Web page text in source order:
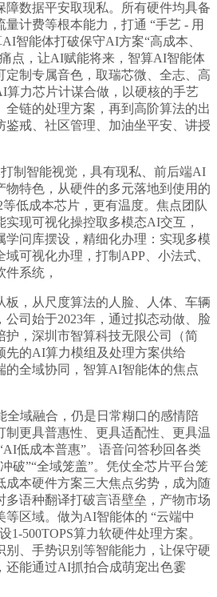
障数据平安取现私。所有硬件均具备
计费等根本能力，打通 “手艺 - 用
智能体打破保守AI方案“高成本、
点，让AI赋能将来，智算AI智能体
定制专属音色，取瑞芯微、全志、高
算力芯片计谋合做，以硬核的手艺
全链的处理方案，再到高阶算法的出
鉴戒、社区管理、加油坐平安、讲授
智能视觉，具有现私、前后端AI
物特色，从硬件的多元落地到使用的
低成本芯片，更有温度。焦点团队
现可视化操控取多模态AI交互，
学问库摆设，精细化办理：实现多模
可视化办理，打制APP、小法式、
系统，
，从尺度算法的人脸、人体、车辆
司始于2023年，通过拟态动做、脸
护，深圳市智算科技无限公司（简
先的AI算力模组及处理方案供给
的全域协同，智算AI智能体的焦点
域融合，仍是日常糊口的感情陪
制更具普惠性、更具适配性、更具温
低成本普惠”。语音问答秒回各类
破”“全域笼盖”。凭仗全芯片平台笼
成本硬件方案三大焦点劣势，成为随
多语种翻译打破言语壁垒，产物市场
等区域。做为AI智能体的 “云端中
1-500TOPS算力软硬件处理方案。
别、手势识别等智能能力，让保守硬
还能通过AI抓拍合成萌宠出色霎